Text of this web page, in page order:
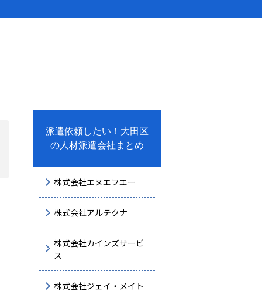
派遣依頼したい！大田区
の人材派遣会社まとめ
株式会社エヌエフエー
株式会社アルテクナ
株式会社カインズサービ
ス
株式会社ジェイ・メイト